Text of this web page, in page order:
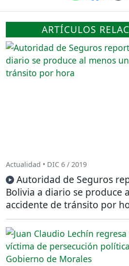
ARTÍCULOS
Actualidad • DIC 6 / 2019
Autoridad de Seguros
Bolivia a diario se produce
accidente de tránsito por